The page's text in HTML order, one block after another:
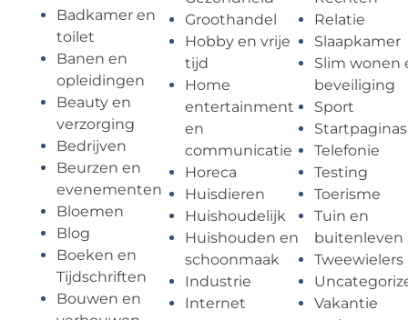
Badkamer en
toilet
Banen en
opleidingen
Beauty en
verzorging
Bedrijven
Beurzen en
evenementen
Bloemen
Blog
Boeken en
Tijdschriften
Bouwen en
Groothandel
Hobby en vrije
tijd
Home
entertainment
en
communicatie
Horeca
Huisdieren
Huishoudelijk
Huishouden en
schoonmaak
Industrie
Internet
Relatie
Slaapkamer
Slim wonen
beveiliging
Sport
Startpaginas
Telefonie
Testing
Toerisme
Tuin en
buitenleven
Tweewielers
Vakantie